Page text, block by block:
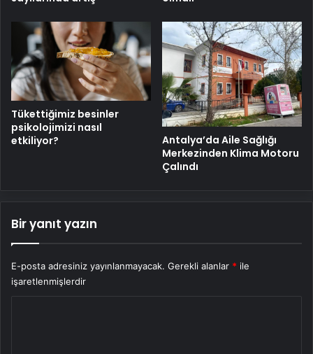
Tükettiğimiz besinler
psikolojimizi nasıl
etkiliyor?
Antalya’da Aile Sağlığı
Merkezinden Klima Motoru
Çalındı
Bir yanıt yazın
E-posta adresiniz yayınlanmayacak. Gerekli alanlar * ile
işaretlenmişlerdir